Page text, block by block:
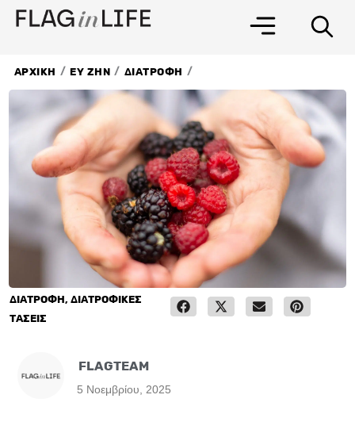
Μετάβαση
στο
ΑΡΧΙΚΗ / ΕΥ ΖΗΝ / ΔΙΑΤΡΟΦΗ /
ΔΙΑΤΡΟΦΗ, ΔΙΑΤΡΟΦΙΚΕΣ
ΤΑΣΕΙΣ
FLAGTEAM
5 Νοεμβρίου, 2025